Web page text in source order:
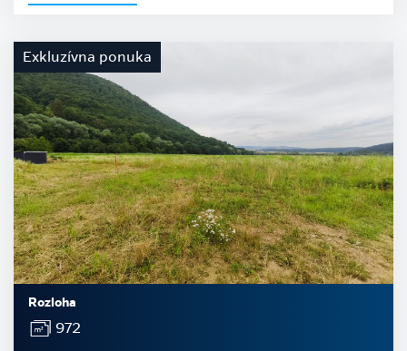
Exkluzívna ponuka
Rozloha
972